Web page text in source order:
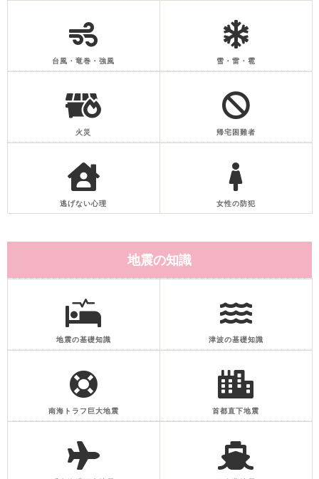
台風・竜巻・強風 雪・雷・雹
火災 帰宅困難者
逃げない心理 女性の防犯
地震の知識
地震の基礎知識 津波の基礎知識
南海トラフ巨大地震 首都直下地震